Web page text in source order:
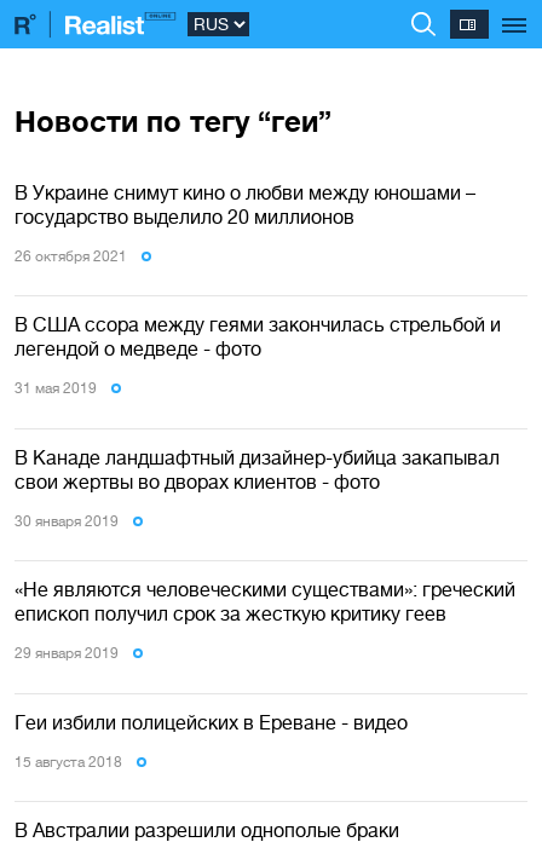
Новости по тегу “геи”
В Украине снимут кино о любви между юношами –
государство выделило 20 миллионов
26 октября 2021
В США ссора между геями закончилась стрельбой и
легендой о медведе - фото
31 мая 2019
В Канаде ландшафтный дизайнер-убийца закапывал
свои жертвы во дворах клиентов - фото
30 января 2019
«Не являются человеческими существами»: греческий
епископ получил срок за жесткую критику геев
29 января 2019
Геи избили полицейских в Ереване - видео
15 августа 2018
В Австралии разрешили однополые браки